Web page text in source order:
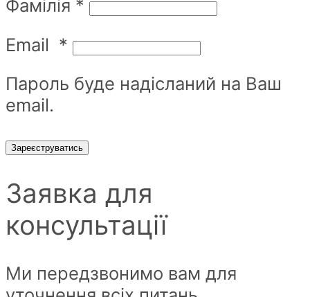
Фамілія *
Email *
Пароль буде надісланий на Ваш
email.
Зареєструватись
Заявка для
консультації
Ми передзвонимо вам для